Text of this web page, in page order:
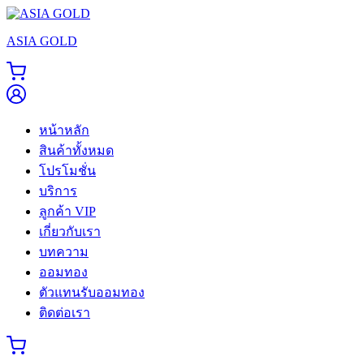
Skip
content
ASIA GOLD
หน้าหลัก
สินค้าทั้งหมด
โปรโมชั่น
บริการ
ลูกค้า VIP
เกี่ยวกับเรา
บทความ
ออมทอง
ตัวแทนรับออมทอง
ติดต่อเรา